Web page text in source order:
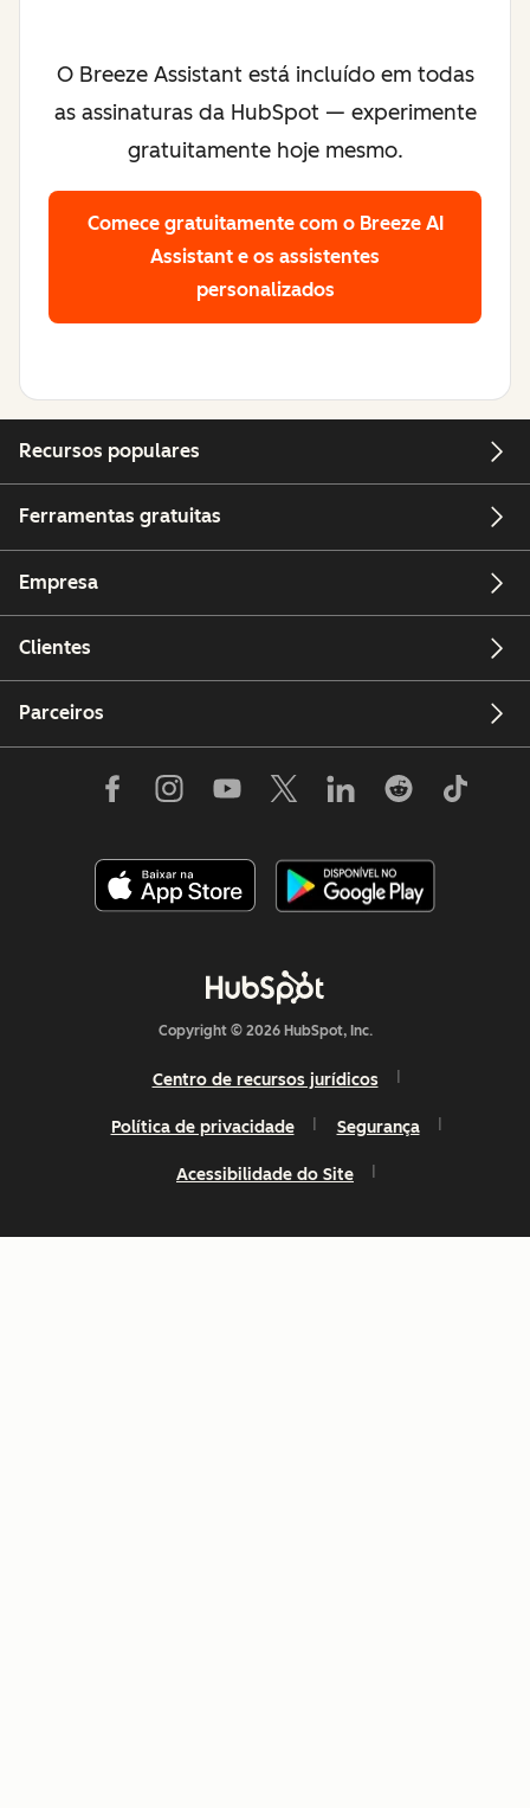
O Breeze Assistant está incluído em todas
as assinaturas da HubSpot — experimente
gratuitamente hoje mesmo.
Comece gratuitamente com o Breeze AI
Assistant e os assistentes
personalizados
Recursos populares
Ferramentas gratuitas
Empresa
Clientes
Parceiros
Copyright © 2026 HubSpot, Inc.
Centro de recursos jurídicos
Política de privacidade Segurança
Acessibilidade do Site